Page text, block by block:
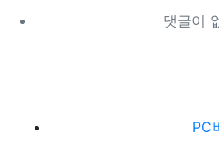
댓글이
하단 네비 PC